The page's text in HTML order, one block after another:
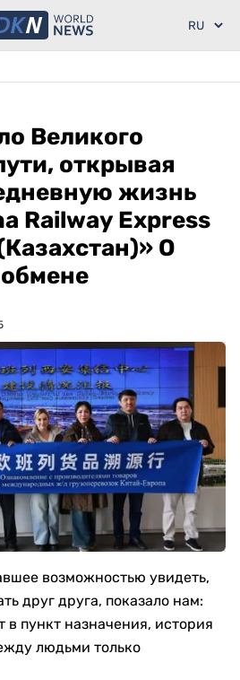
Великого
открывая
жизнь
Railway Express
О
возможностью увидеть,
друг друга, показало нам:
в пункт назначения, история
людьми только